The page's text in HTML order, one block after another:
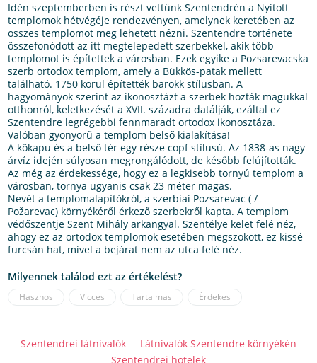
Idén szeptemberben is részt vettünk Szentendrén a Nyitott
templomok hétvégéje rendezvényen, amelynek keretében az
összes templomot meg lehetett nézni. Szentendre története
összefonódott az itt megtelepedett szerbekkel, akik több
templomot is építettek a városban. Ezek egyike a Pozsarevacska
szerb ortodox templom, amely a Bükkös-patak mellett
található. 1750 körül építették barokk stílusban. A
hagyományok szerint az ikonosztázt a szerbek hozták magukkal
otthonról, keletkezését a XVII. századra datálják, ezáltal ez
Szentendre legrégebbi fennmaradt ortodox ikonosztáza.
Valóban gyönyörű a templom belső kialakítása!
A kőkapu és a belső tér egy része copf stílusú. Az 1838-as nagy
árvíz idején súlyosan megrongálódott, de később felújították.
Az még az érdekessége, hogy ez a legkisebb tornyú templom a
városban, tornya ugyanis csak 23 méter magas.
Nevét a templomalapítókról, a szerbiai Pozsarevac ( /
Požarevac) környékéről érkező szerbekről kapta. A templom
védőszentje Szent Mihály arkangyal. Szentélye kelet felé néz,
ahogy ez az ortodox templomok esetében megszokott, ez kissé
furcsán hat, mivel a bejárat nem az utca felé néz.
Milyennek találod ezt az értékelést?
Hasznos Vicces Tartalmas Érdekes
Szentendrei látnivalók
Látnivalók Szentendre környékén
Szentendrei hotelek